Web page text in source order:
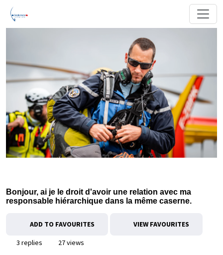
Bonjour, ai je le droit d'avoir une relation avec ma
responsable hiérarchique dans la même caserne.
ADD TO FAVOURITES VIEW FAVOURITES
3 replies
27 views